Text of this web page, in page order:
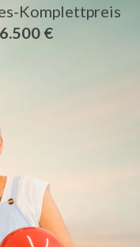
Komplettpreis
€